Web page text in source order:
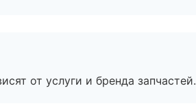
от услуги и бренда запчастей.